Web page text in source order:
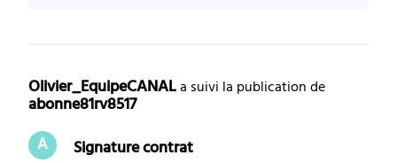
Olivier_EquipeCANAL a suivi la publication de
abonne81rv8517
A
Signature contrat